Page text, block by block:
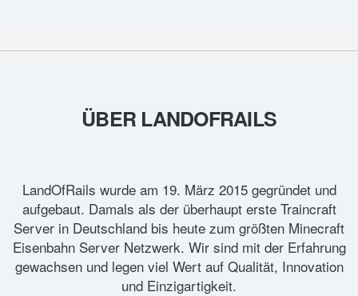
ÜBER LANDOFRAILS
LandOfRails wurde am 19. März 2015 gegründet und
aufgebaut. Damals als der überhaupt erste Traincraft
Server in Deutschland bis heute zum größten Minecraft
Eisenbahn Server Netzwerk. Wir sind mit der Erfahrung
gewachsen und legen viel Wert auf Qualität, Innovation
und Einzigartigkeit.